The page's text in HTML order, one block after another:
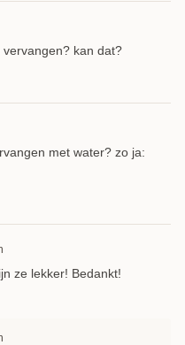
kan dat?
met water? zo ja:
ze lekker! Bedankt!